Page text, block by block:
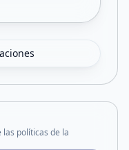
políticas de la